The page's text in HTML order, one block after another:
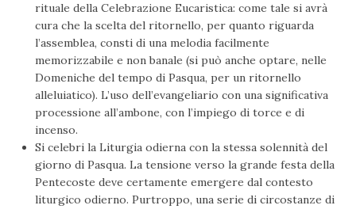
rituale della Celebrazione Eucaristica: come tale si avrà
cura che la scelta del ritornello, per quanto riguarda
l’assemblea, consti di una melodia facilmente
memorizzabile e non banale (si può anche optare, nelle
Domeniche del tempo di Pasqua, per un ritornello
alleluiatico). L’uso dell’evangeliario con una significativa
processione all’ambone, con l’impiego di torce e di
incenso.
Si celebri la Liturgia odierna con la stessa solennità del
giorno di Pasqua. La tensione verso la grande festa della
Pentecoste deve certamente emergere dal contesto
liturgico odierno. Purtroppo, una serie di circostanze di